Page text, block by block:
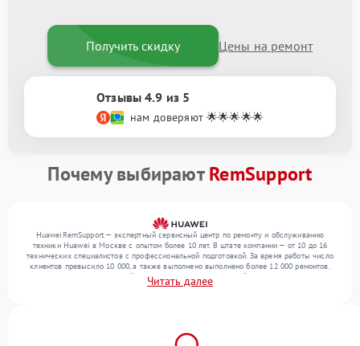
Получить скидку Цены на ремонт
Отзывы 4.9 из 5
нам доверяют 🌟🌟🌟🌟🌟
Почему выбираютRemSupport
HuaweiRemSupport — экспертный сервисный центр по ремонту и обслуживанию
техники Huawei в Москве с опытом более 10 лет. В штате компании — от 10 до 16
технических специалистов с профессиональной подготовкой. За время работы число
клиентов превысило 10 000, а также выполнено выполнено более 12 000 ремонтов.
Ежемесячно в сервисный центр поступает от 300 устройств, включая , , . Мы
выполняем ремонт различного уровня сложности и обеспечиваем надежный
Читать далее